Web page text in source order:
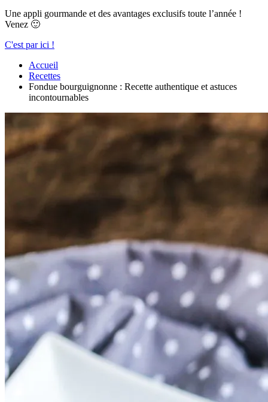
Une appli gourmande et des avantages exclusifs toute l’année !
Venez 🙂
C'est par ici !
Accueil
Recettes
Fondue bourguignonne : Recette authentique et astuces
incontournables